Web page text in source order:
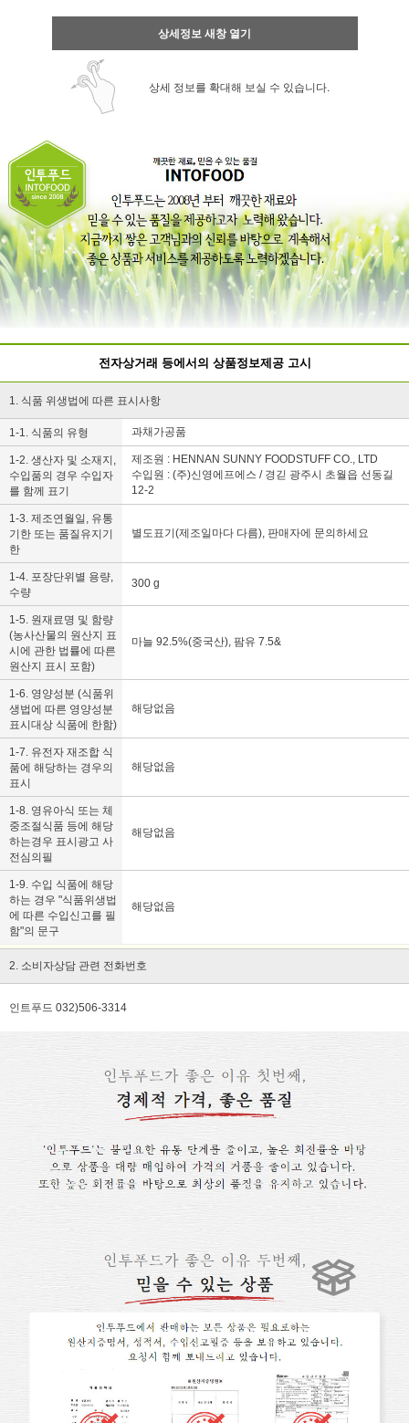
상세정보 새창 열기
상세 정보를 확대해 보실 수 있습니다.
전자상거래 등에서의 상품정보제공 고시
1. 식품 위생법에 따른 표시사항
1-1. 식품의 유형 과채가공품
1-2. 생산자 및 소재지,
수입품의 경우 수입자
를 함께 표기
제조원 : HENNAN SUNNY FOODSTUFF CO., LTD
수입원 : (주)신영에프에스 / 경긷 광주시 초월읍 선동길
12-2
1-3. 제조연월일, 유통
기한 또는 품질유지기
한
별도표기(제조일마다 다름), 판매자에 문의하세요
1-4. 포장단위별 용량,
수량
300 g
1-5. 원재료명 및 함량
(농사산물의 원산지 표
시에 관한 법률에 따른
원산지 표시 포함)
마늘 92.5%(중국산), 팜유 7.5&
1-6. 영양성분 (식품위
생법에 따른 영양성분
표시대상 식품에 한함)
해당없음
1-7. 유전자 재조합 식
품에 해당하는 경우의
표시
해당없음
1-8. 영유아식 또는 체
중조절식품 등에 해당
하는경우 표시광고 사
전심의필
해당없음
1-9. 수입 식품에 해당
하는 경우 "식품위생법
에 따른 수입신고를 필
함"의 문구
해당없음
2. 소비자상담 관련 전화번호
인트푸드 032)506-3314